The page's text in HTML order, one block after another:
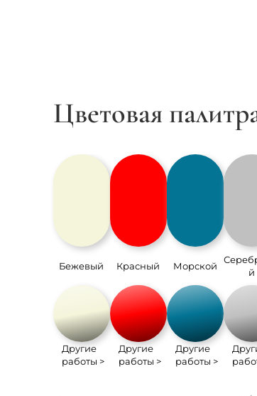
Цветовая
Бежевый
Другие
работы >
Красный
Другие
работы >
Морской
Другие
работы >
й